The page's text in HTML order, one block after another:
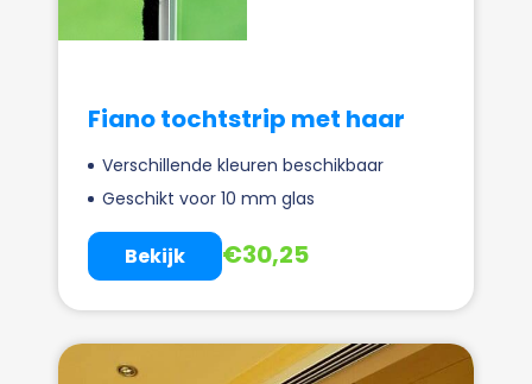
Fiano tochtstrip met haar
Verschillende kleuren beschikbaar
Geschikt voor 10 mm glas
€30,25
Bekijk